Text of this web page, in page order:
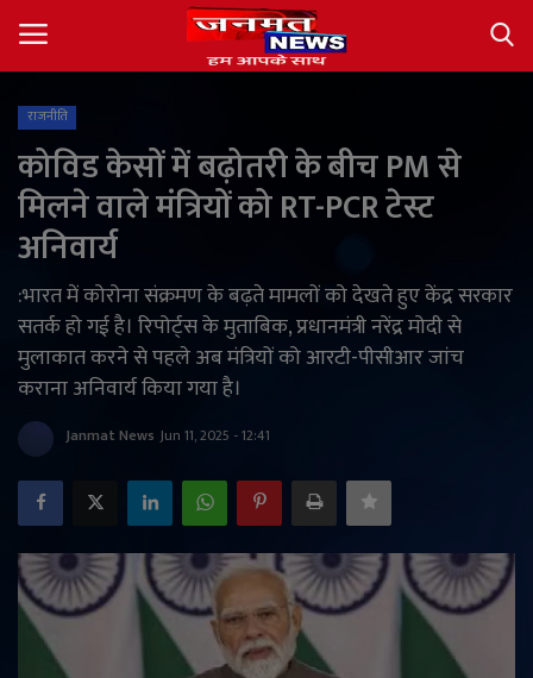
About
देश
अंतर्राष्ट्रीय
राज्य
खेल
राजनीति
मनोरंजन
राजनीति
कोविड केसों में बढ़ोतरी के बीच PM से
मिलने वाले मंत्रियों को RT-PCR टेस्ट
अनिवार्य
:भारत में कोरोना संक्रमण के बढ़ते मामलों को देखते हुए केंद्र सरकार
सतर्क हो गई है। रिपोर्ट्स के मुताबिक, प्रधानमंत्री नरेंद्र मोदी से
मुलाकात करने से पहले अब मंत्रियों को आरटी-पीसीआर जांच
कराना अनिवार्य किया गया है।
Janmat News Jun 11, 2025 - 12:41